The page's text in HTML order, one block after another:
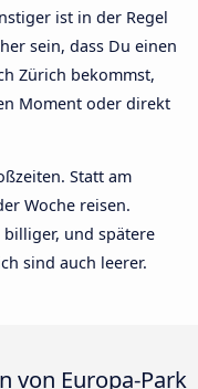
ist in der Regel
sein, dass Du einen
Zürich bekommst,
Moment oder direkt
Statt am
Woche reisen.
und spätere
sind auch leerer.
von Europa-Park